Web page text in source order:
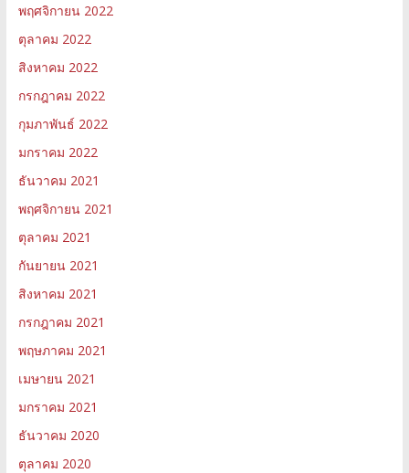
พฤศจิกายน 2022
ตุลาคม 2022
สิงหาคม 2022
กรกฎาคม 2022
กุมภาพันธ์ 2022
มกราคม 2022
ธันวาคม 2021
พฤศจิกายน 2021
ตุลาคม 2021
กันยายน 2021
สิงหาคม 2021
กรกฎาคม 2021
พฤษภาคม 2021
เมษายน 2021
มกราคม 2021
ธันวาคม 2020
ตุลาคม 2020